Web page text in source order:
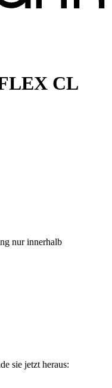
CL
nur innerhalb
sie jetzt heraus: